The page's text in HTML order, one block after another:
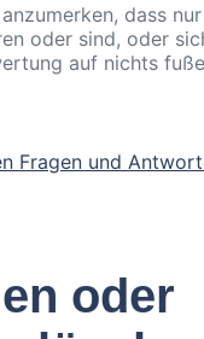
dass
oder sind, oder
auf nichts
Fragen und
oder